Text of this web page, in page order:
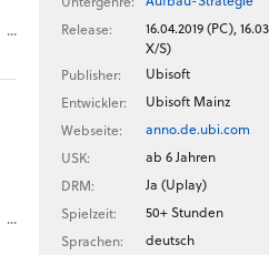
Release:
16.04.2019 (PC),
X/S)
Publisher:
Ubisoft
Entwickler:
Ubisoft Mainz
Webseite:
anno.de.ubi.com
USK:
ab 6 Jahren
DRM:
Ja (Uplay)
Spielzeit:
50+ Stunden
Sprachen:
deutsch